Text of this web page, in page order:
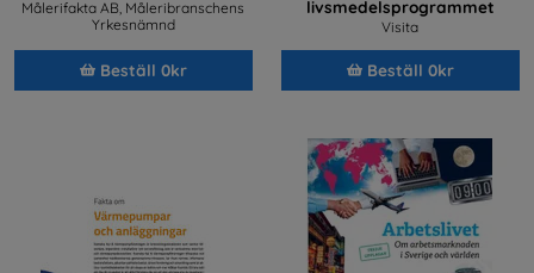
Målerifakta AB, Måleribranschens
Yrkesnämnd
Beställ 0kr
livsmedelsprogrammet
Visita
Beställ 0kr